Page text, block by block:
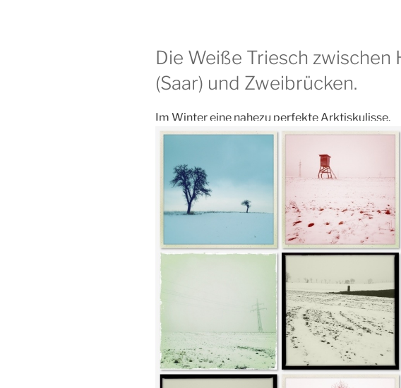
Die Weiße Triesch zwischen
(Saar) und Zweibrücken.
Im Winter eine nahezu perfekte Arktiskulisse.